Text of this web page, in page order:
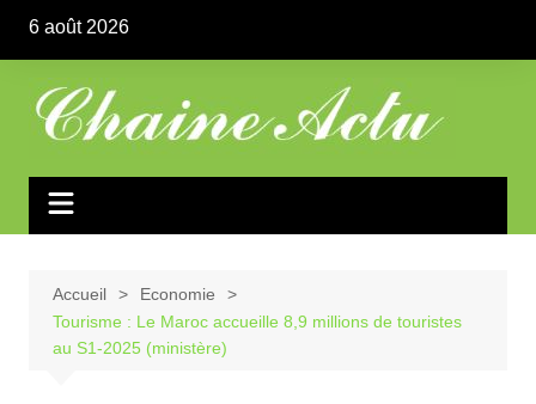
contenu
6 août 2026
Accueil
Economie
Tourisme : Le Maroc accueille 8,9 millions de touristes
au S1-2025 (ministère)